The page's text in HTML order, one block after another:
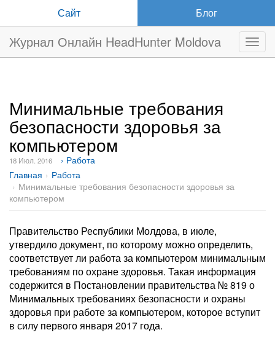
Сайт Блог
Журнал Онлайн HeadHunter Moldova
Минимальные требования
безопасности здоровья за
компьютером
18 Июл. 2016
› Работа
Главная
Работа
Минимальные требования безопасности здоровья за
компьютером
Правительство Республики Молдова, в июле,
утвердило документ, по которому можно определить,
соответствует ли работа за компьютером минимальным
требованиям по охране здоровья. Такая информация
содержится в Постановлении правительства № 819 о
Минимальных требованиях безопасности и охраны
здоровья при работе за компьютером, которое вступит
в силу первого января 2017 года.